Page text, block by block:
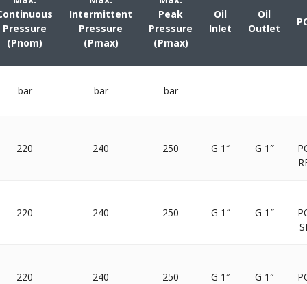
Pressure
(Pnom)
Intermittent
Pressure
(Pmax)
Peak
Pressure
(Pmax)
Oil
Inlet
Oil
Outlet
bar bar bar
220 240 250 G 1″ G 1″
220 240 250 G 1″ G 1″
220 240 250 G 1″ G 1″